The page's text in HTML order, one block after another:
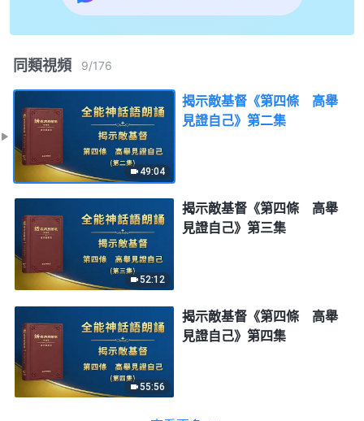
同類視頻 9/176
49:04
揭示敵基督《第四條 高舉
見證自己》第二集
52:12
揭示敵基督《第四條 高舉
見證自己》第三集
55:56
揭示敵基督《第四條 高舉
見證自己》第四集